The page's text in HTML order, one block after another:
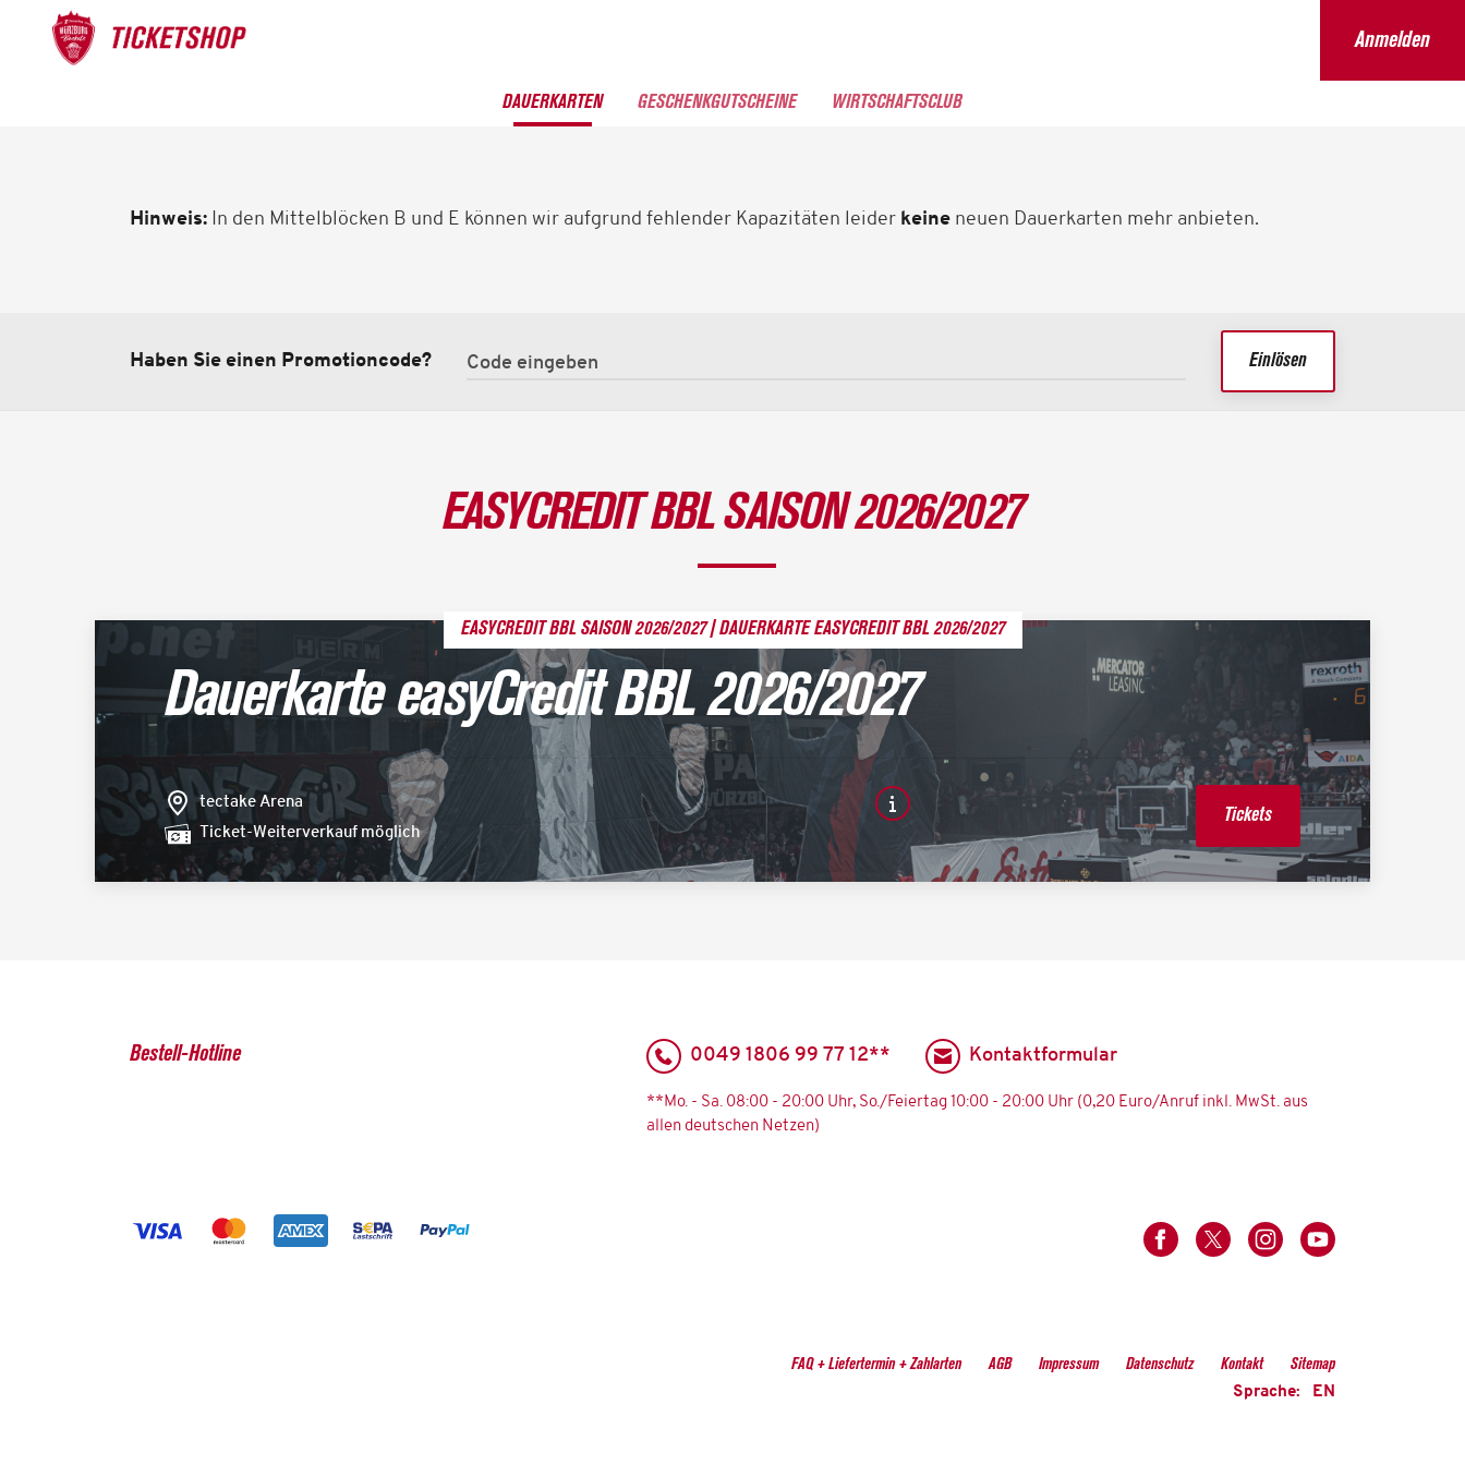
Anmelden
DAUERKARTEN GESCHENKGUTSCHEINE WIRTSCHAFTSCLUB
Hinweis: In den Mittelblöcken B und E können wir aufgrund fehlender Kapazitäten leider keine neuen Dauerkarten mehr anbieten.
Haben Sie einen Promotioncode? Einlösen
EASYCREDIT BBL SAISON 2026/2027
EASYCREDIT BBL SAISON 2026/2027 DAUERKARTE EASYCREDIT BBL 2026/2027
Dauerkarte easyCredit BBL 2026/2027
tectake Arena
Ticket-Weiterverkauf möglich
Tickets
Bestell-Hotline 0049 1806 99 77 12** Kontaktformular
**Mo. - Sa. 08:00 - 20:00 Uhr, So./Feiertag 10:00 - 20:00 Uhr (0,20 Euro/Anruf inkl. MwSt. aus
allen deutschen Netzen)
FAQ + Liefertermin + Zahlarten AGB Impressum Datenschutz Kontakt
Sitemap
Sprache:
EN